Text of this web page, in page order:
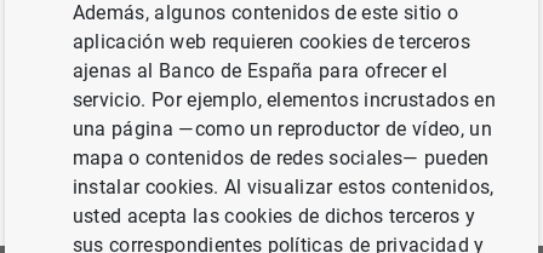
internacional. Corresponde al Eurosistema garantizar el
suministro de billetes en euros de forma fluida y eficiente
y mantener la confianza de los ciudadanos en la moneda
de curso legal.
Además, algunos contenidos de este sitio o
aplicación web requieren cookies de terceros
ajenas al Banco de España para ofrecer el
servicio. Por ejemplo, elementos incrustados en
una página —como un reproductor de vídeo, un
mapa o contenidos de redes sociales— pueden
instalar cookies. Al visualizar estos contenidos,
usted acepta las cookies de dichos terceros y
sus correspondientes políticas de privacidad y